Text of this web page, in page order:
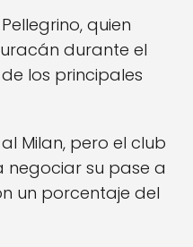
quien
durante el
los principales
Milan, pero el club
negociar su pase a
un porcentaje del